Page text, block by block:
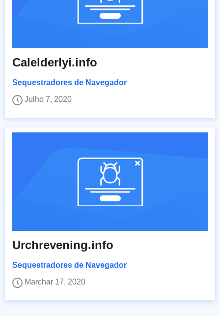
Calelderlyi.info
Sequestradores de Navegador
Julho 7, 2020
Urchrevening.info
Sequestradores de Navegador
Marchar 17, 2020